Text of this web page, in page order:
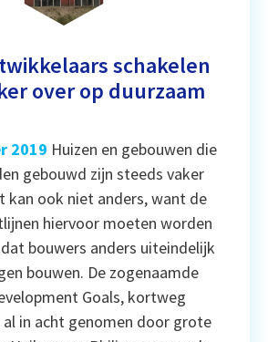
schakelen
over op duurzaam
2019 Huizen en gebouwen die
gebouwd zijn steeds vaker
kan ook niet anders, want de
hiervoor moeten worden
bouwers anders uiteindelijk
bouwen. De zogenaamde
Goals, kortweg
al in acht genomen door grote